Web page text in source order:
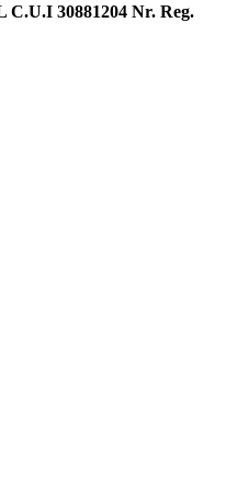
30881204 Nr. Reg.